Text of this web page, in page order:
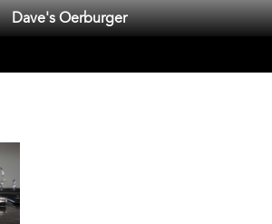
Dave's Oerburger